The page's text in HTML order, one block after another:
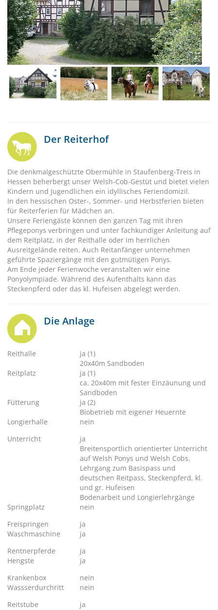
Der Reiterhof
Die denkmalgeschützte Obermühle in Staufenberg-Treis in
Hessen beherbergt unser Welsh-Cob-Gestüt und bietet vielen
Kindern und Jugendlichen ein idyllisches Feriendomizil.
In den hessischen Oster-, Sommer- und Herbstferien bieten
für Reiterferien für Mädchen an.
Unsere Feriengäste können den ganzen Tag mit ihren
Pflegeponys verbringen und unter fachkundiger Anleitung auf
dem Reitplatz, in der Reithalle oder im herrlichen
Ausreitgelände reiten. Auch Reitanfänger unternehmen
geführte Spaziergänge mit den gutmütigen Ponys.
Am Ende jeder Ferienwoche veranstalten wir eine
Ponyolympiade. Während des Aufenthalts kann das
Steckenpferd oder das kl. Hufeisen abgelegt werden.
Die Anlage
Reithalle
ja (1)
20x40m Sandboden
Reitplatz
ja (1)
ca. 20x40m mit fester Einzäunung und
Sandboden
Fütterung
ja (2)
Biobetrieb mit eigener Heuernte
Longierhalle
nein
Unterricht
ja
Breitensportlich orientierter Unterricht
auf Welsh Ponys und Welsh Cobs.
Lehrgang zum Basispass und
deutschen Reitpass, Steckenpferd, kl.
und gr. Hufeisen
Bodenarbeit und Longierlehrgänge
Springplatz
nein
Freispringen
ja
Waschmaschine
ja
Rentnerpferde
ja
Hengste
ja
Krankenbox
nein
Wassserdurchritt
nein
Reitstube
ja